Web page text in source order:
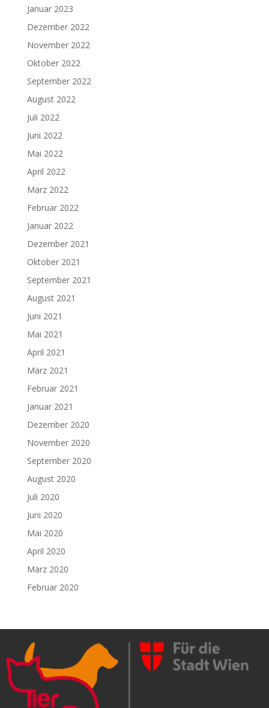
Januar 2023
Dezember 2022
November 2022
Oktober 2022
September 2022
August 2022
Juli 2022
Juni 2022
Mai 2022
April 2022
März 2022
Februar 2022
Januar 2022
Dezember 2021
Oktober 2021
September 2021
August 2021
Juni 2021
Mai 2021
April 2021
März 2021
Februar 2021
Januar 2021
Dezember 2020
November 2020
September 2020
August 2020
Juli 2020
Juni 2020
Mai 2020
April 2020
März 2020
Februar 2020